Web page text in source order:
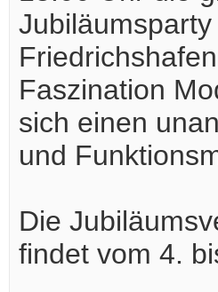
Faszination
sich einen
und
Die
findet vom 4.